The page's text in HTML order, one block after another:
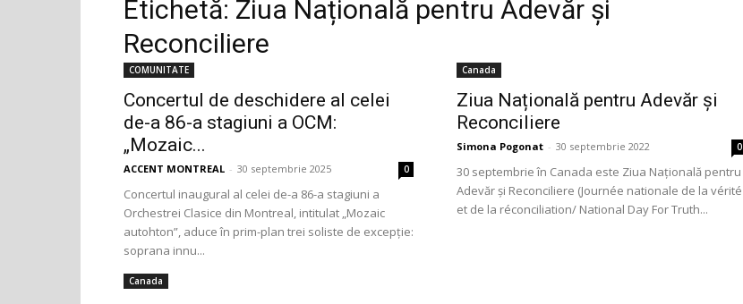
Etichetă: Ziua Națională pentru Adevăr și
Reconciliere
COMUNITATE
Concertul de deschidere al celei
de-a 86-a stagiuni a OCM:
„Mozaic...
ACCENT MONTREAL - 30 septembrie 2025 0
Concertul inaugural al celei de-a 86-a stagiuni a
Orchestrei Clasice din Montreal, intitulat „Mozaic
autohton”, aduce în prim-plan trei soliste de excepție:
soprana innu...
Canada
Ziua Națională pentru Adevăr și
Reconciliere
Simona Pogonat - 30 septembrie 2022 0
30 septembrie în Canada este Ziua Națională pentru
Adevăr și Reconciliere (Journée nationale de la vérité
et de la réconciliation/ National Day For Truth...
Canada